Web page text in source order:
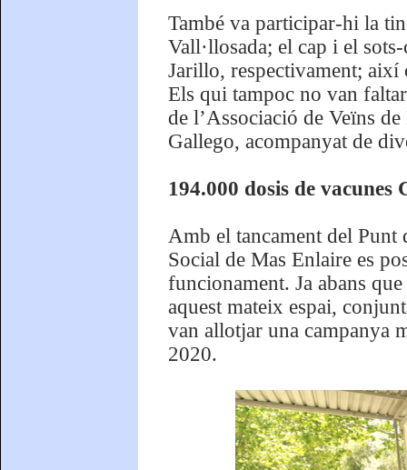
També va participar-hi la
Vall·llosada; el cap i el
Jarillo, respectivament;
Els qui tampoc no van
de l’Associació de Veïns
Gallego, acompanyat de
194.000 dosis de
Amb el tancament del
Social de Mas Enlaire es
funcionament. Ja abans
aquest mateix espai,
van allotjar una campanya
2020.